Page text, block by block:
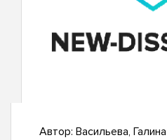
Автор: Васильева,